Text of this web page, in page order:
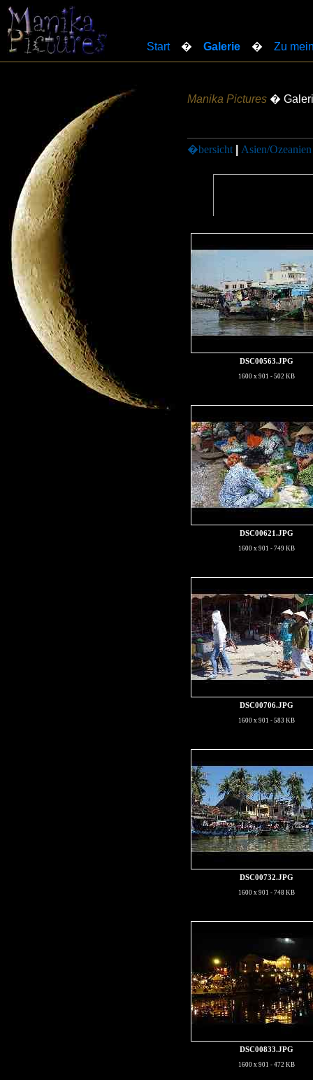
Start� Galerie � Zu
Manika Pictures �
�bersicht Asien/Ozeanien
DSC00563.JPG
1600 x 901 - 502 KB
DSC00621.JPG
1600 x 901 - 749 KB
DSC00706.JPG
1600 x 901 - 583 KB
DSC00732.JPG
1600 x 901 - 748 KB
DSC00833.JPG
1600 x 901 - 472 KB